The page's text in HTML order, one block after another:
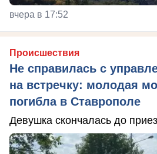
вчера в 17:52
Происшествия
Не справилась с
на встречку: молодая
погибла в Ставрополе
Девушка скончалась до